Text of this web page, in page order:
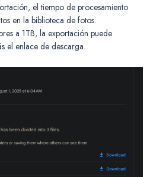
el tiempo de procesamiento
en la biblioteca de fotos.
a 1TB, la exportación puede
el enlace de descarga.